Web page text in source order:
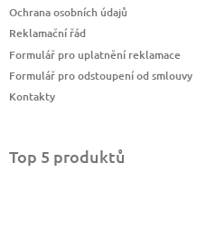
Ochrana osobních údajů
Reklamační řád
Formulář pro uplatnění reklamace
Formulář pro odstoupení od smlouvy
Kontakty
Top 5 produktů